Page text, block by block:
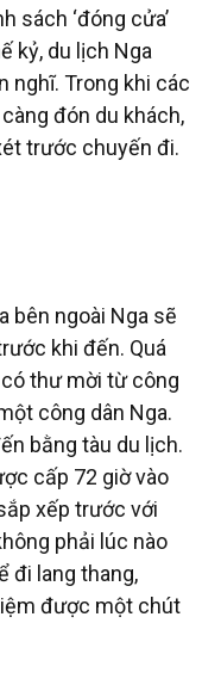
sách ‘đóng cửa’
kỷ, du lịch Nga
nghĩ. Trong khi các
đón du khách,
trước chuyến đi.
bên ngoài Nga sẽ
khi đến. Quá
thư mời từ công
công dân Nga.
bằng tàu du lịch.
cấp 72 giờ vào
xếp trước với
phải lúc nào
đi lang thang,
được một chút